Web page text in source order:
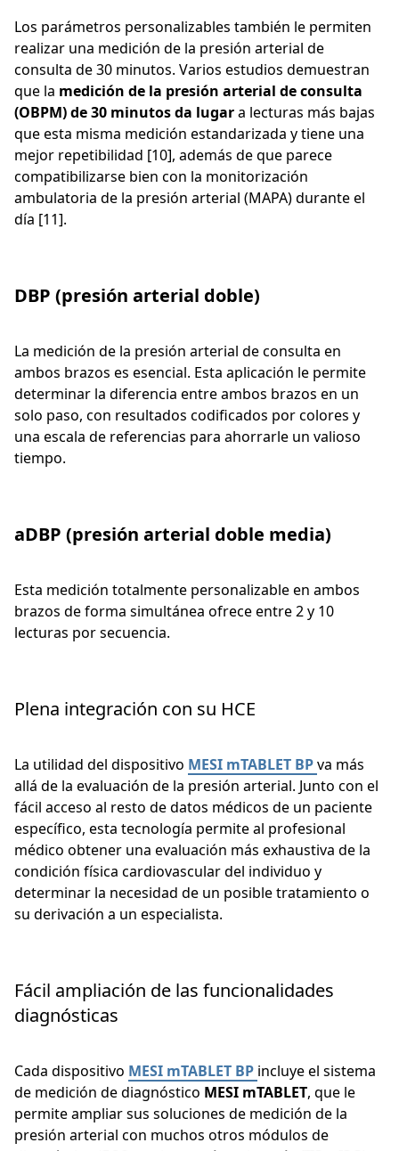
Los parámetros personalizables también le permiten
realizar una medición de la presión arterial de
consulta de 30 minutos. Varios estudios demuestran
que la medición de la presión arterial de consulta
(OBPM) de 30 minutos da lugara lecturas más bajas
que esta misma medición estandarizada y tiene una
mejor repetibilidad [10], además de que parece
compatibilizarse bien con la monitorización
ambulatoria de la presión arterial (MAPA) durante el
día [11].
DBP (presión arterial doble)
La medición de la presión arterial de consulta en
ambos brazos es esencial. Esta aplicación le permite
determinar la diferencia entre ambos brazos en un
solo paso, con resultados codificados por colores y
una escala de referencias para ahorrarle un valioso
tiempo.
aDBP (presión arterial doble media)
Esta medición totalmente personalizable en ambos
brazos de forma simultánea ofrece entre 2 y 10
lecturas por secuencia.
Plena integración con su HCE
La utilidad del dispositivo MESI mTABLET BPva más
allá de la evaluación de la presión arterial. Junto con el
fácil acceso al resto de datos médicos de un paciente
específico, esta tecnología permite al profesional
médico obtener una evaluación más exhaustiva de la
condición física cardiovascular del individuo y
determinar la necesidad de un posible tratamiento o
su derivación a un especialista.
Fácil ampliación de las funcionalidades
diagnósticas
Cada dispositivo MESI mTABLET BP incluye el sistema
de medición de diagnóstico MESI mTABLET, que le
permite ampliar sus soluciones de medición de la
presión arterial con muchos otros módulos de